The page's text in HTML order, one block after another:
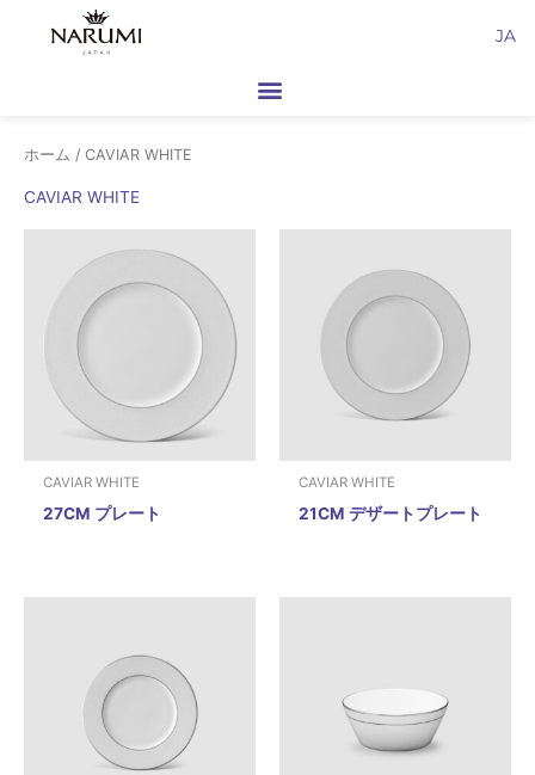
JA
ホーム / CAVIAR WHITE
CAVIAR WHITE
CAVIAR WHITE
27CM プレート
CAVIAR WHITE
21CM デザートプレート